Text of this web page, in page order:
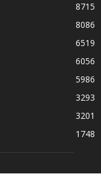
8715
8086
6519
6056
5986
3293
3201
1748